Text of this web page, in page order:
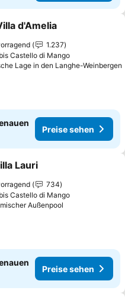
hinzufügen
d'Amelia
1.237
Castello di Mango
Lage in den Langhe-Weinbergen
Preise sehen
hinzufügen
Lauri
734
Castello di Mango
Außenpool
Preise sehen